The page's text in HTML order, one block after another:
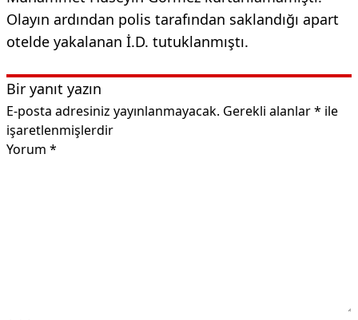
Olayın ardından polis tarafından saklandığı apart
otelde yakalanan İ.D. tutuklanmıştı.
Bir yanıt yazın
E-posta adresiniz yayınlanmayacak. Gerekli alanlar* ile
işaretlenmişlerdir
Yorum *